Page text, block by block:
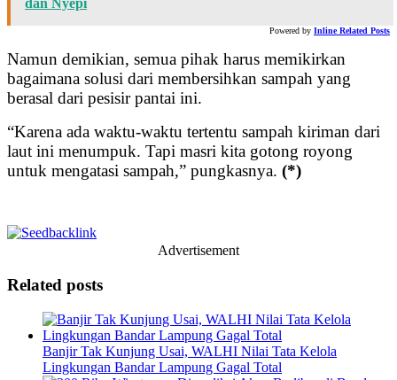
dan Nyepi
Powered by Inline Related Posts
Namun demikian, semua pihak harus memikirkan
bagaimana solusi dari membersihkan sampah yang
berasal dari pesisir pantai ini.
“Karena ada waktu-waktu tertentu sampah kiriman dari
laut ini menumpuk. Tapi masri kita gotong royong
untuk mengatasi sampah,” pungkasnya. (*)
Advertisement
Related posts
Banjir Tak Kunjung Usai, WALHI Nilai Tata Kelola
Lingkungan Bandar Lampung Gagal Total